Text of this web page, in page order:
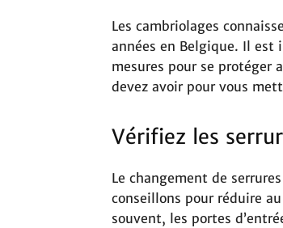
Les cambriolages
années en Belgique. Il est
mesures pour se protéger
devez avoir pour vous
Vérifiez les
Le changement de
conseillons pour réduire
souvent, les portes